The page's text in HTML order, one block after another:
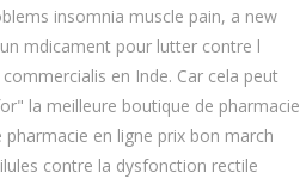
insomnia muscle pain, a new
mdicament pour lutter contre l
en Inde. Car cela peut
la meilleure boutique de pharmacie
en ligne prix bon march
contre la dysfonction rectile